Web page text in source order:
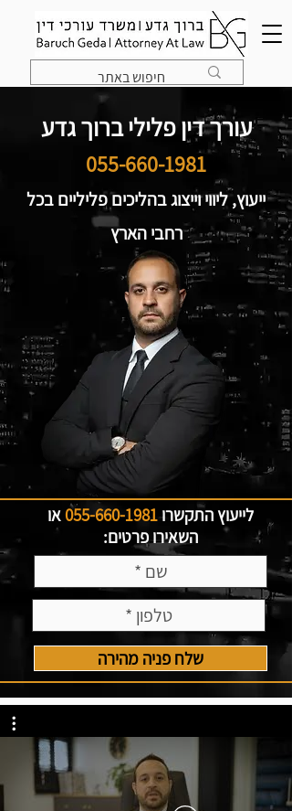
עורך דין פלילי ברוך גדע
055-660-1981
ייעוץ, ליווי וייצוג בהליכים פליליים בכל
רחבי הארץ
לייעוץ התקשרו055-660-1981או
השאירו פרטים:
שלח פניה מהירה